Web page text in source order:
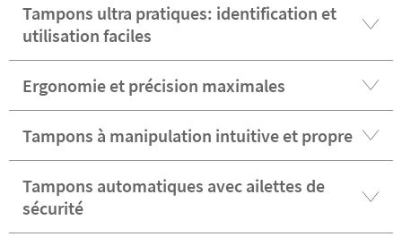
Tampons ultra pratiques: identification et
utilisation faciles
Ergonomie et précision maximales
Tampons à manipulation intuitive et propre
Tampons automatiques avec ailettes de
sécurité